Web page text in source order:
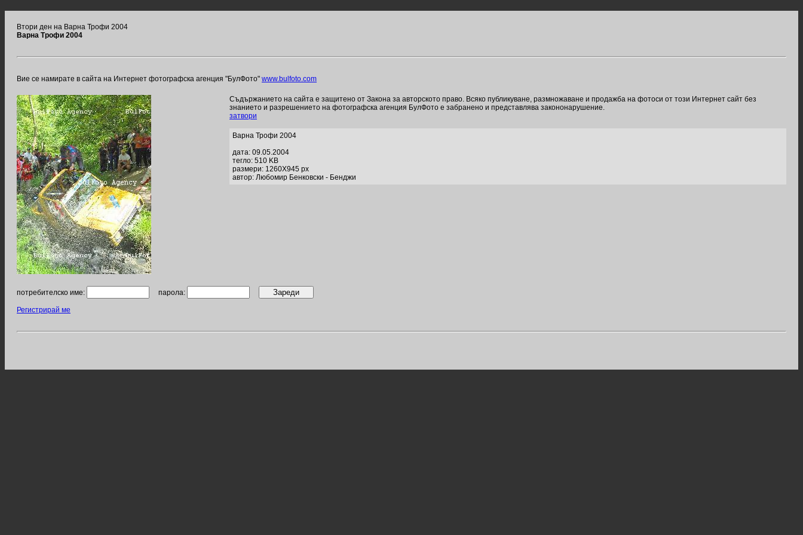
Втори ден на Варна Трофи 2004
Варна Трофи 2004
Вие се намирате в сайта на Интернет фотографска агенция "БулФото" www.bulfoto.com
Съдържанието на сайта е защитено от Закона за авторското право. Всяко публикуване, размножаване и продажба на фотоси от този Интернет сайт без
знанието и разрешението на фотографска агенция БулФото е забранено и представлява закононарушение.
затвори
Варна Трофи 2004
дата: 09.05.2004
тегло: 510 KB
размери: 1260X945 px
автор: Любомир Бенковски - Бенджи
потребителско име: парола:
Регистрирай ме